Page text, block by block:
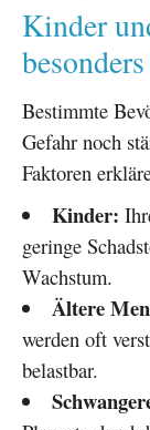
Kinder
Bestimmte
Gefahr noch
Faktoren
Kinder:
geringe
Wachstum.
Ältere
werden oft
belastbar.